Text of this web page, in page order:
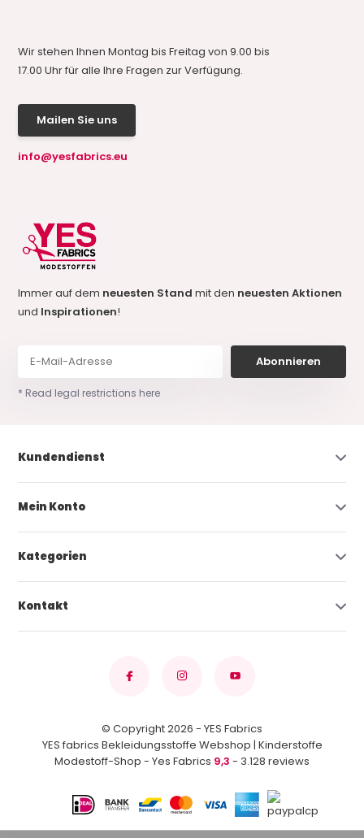
Wir stehen Ihnen Montag bis Freitag von 9.00 bis
17.00 Uhr für alle Ihre Fragen zur Verfügung.
Mailen Sie uns
info@yesfabrics.eu
Immer auf dem neuesten Standmit den neuesten Aktionen
und Inspirationen!
Abonnieren
* Read legal restrictions here
Kundendienst
Mein Konto
Kategorien
Kontakt
© Copyright 2026 - YES Fabrics
YES fabrics Bekleidungsstoffe Webshop | Kinderstoffe
Modestoff-Shop - Yes Fabrics 9,3 - 3.128 reviews